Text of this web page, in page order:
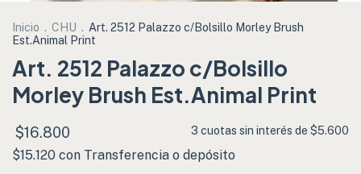
Inicio . CHU . Art. 2512 Palazzo c/Bolsillo Morley Brush
Est.Animal Print
Art. 2512 Palazzo c/Bolsillo
Morley Brush Est.Animal Print
$16.800 3 cuotas sin interés de $5.600
$15.120 con Transferencia o depósito